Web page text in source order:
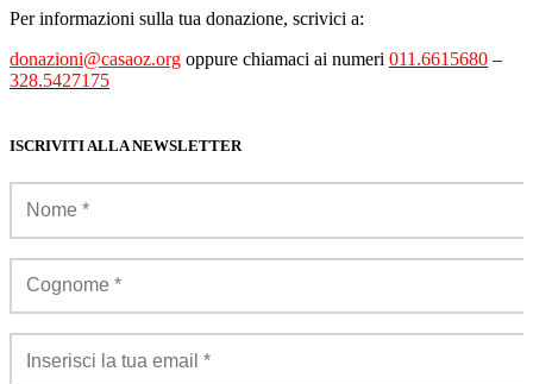
Per informazioni sulla tua donazione, scrivici a:
donazioni@casaoz.org oppure chiamaci ai numeri 011.6615680 –
328.5427175
ISCRIVITI ALLA NEWSLETTER